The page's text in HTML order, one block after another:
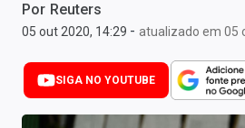
Últimas Notícias
Newsletters
Cotações
Por Reuters
05 out 2020, 14:29 - atualizado em 05
SIGA NO YOUTUBE